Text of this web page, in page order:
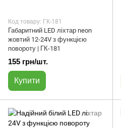
Код товару: ГК-181
Габаритний LED ліхтар neon
жовтий 12-24V з функцією
повороту | ГК-181
155 грн/шт.
Купити